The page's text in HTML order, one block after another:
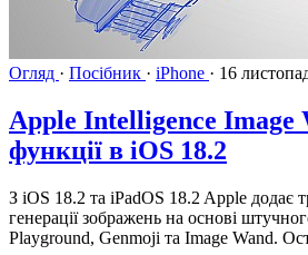
Огляд · Посібник · iPhone · 16
Apple Intelligence Image
функції в iOS 18.2
З iOS 18.2 та iPadOS 18.2 Apple додає
генерації зображень на основі
Playground, Genmoji та Image Wand.